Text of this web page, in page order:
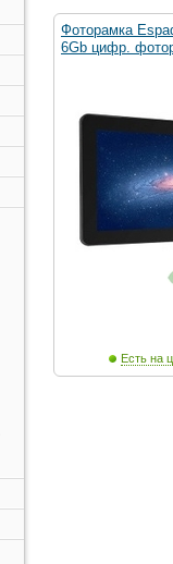
Фоторамка
6Gb цифр.
Есть на